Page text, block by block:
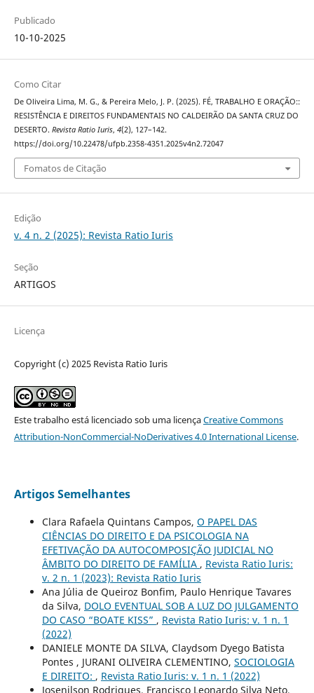
Publicado
10-10-2025
Como Citar
De Oliveira Lima, M. G., & Pereira Melo, J. P. (2025). FÉ, TRABALHO E ORAÇÃO::
RESISTÊNCIA E DIREITOS FUNDAMENTAIS NO CALDEIRÃO DA SANTA CRUZ DO
DESERTO. Revista Ratio Iuris, 4(2), 127–142.
https://doi.org/10.22478/ufpb.2358-4351.2025v4n2.72047
Fomatos de Citação
Edição
v. 4 n. 2 (2025): Revista Ratio Iuris
Seção
ARTIGOS
Licença
Copyright (c) 2025 Revista Ratio Iuris
Este trabalho está licenciado sob uma licençaCreative Commons
Attribution-NonCommercial-NoDerivatives 4.0 International License.
Artigos Semelhantes
Clara Rafaela Quintans Campos, O PAPEL DAS
CIÊNCIAS DO DIREITO E DA PSICOLOGIA NA
EFETIVAÇÃO DA AUTOCOMPOSIÇÃO JUDICIAL NO
ÂMBITO DO DIREITO DE FAMÍLIA , Revista Ratio Iuris:
v. 2 n. 1 (2023): Revista Ratio Iuris
Ana Júlia de Queiroz Bonfim, Paulo Henrique Tavares
da Silva, DOLO EVENTUAL SOB A LUZ DO JULGAMENTO
DO CASO “BOATE KISS” , Revista Ratio Iuris: v. 1 n. 1
(2022)
DANIELE MONTE DA SILVA, Claydsom Dyego Batista
Pontes , JURANI OLIVEIRA CLEMENTINO, SOCIOLOGIA
E DIREITO: , Revista Ratio Iuris: v. 1 n. 1 (2022)
Josenilson Rodrigues, Francisco Leonardo Silva Neto,